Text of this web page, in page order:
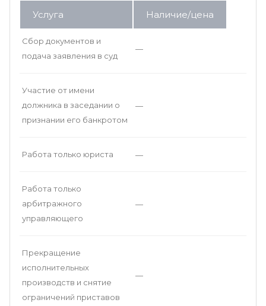
Услуга Наличие/цена
Сбор документов и
подача заявления в суд
—
Участие от имени
должника в заседании о
признании его банкротом
—
Работа только юриста —
Работа только
арбитражного
управляющего
—
Прекращение
исполнительных
производств и снятие
ограничений приставов
—